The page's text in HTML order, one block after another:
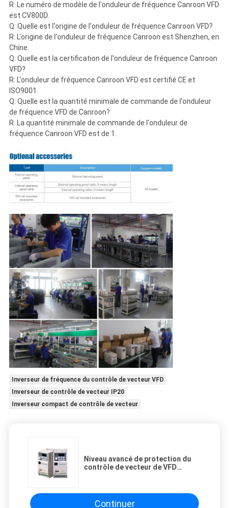
R: Le numéro de modèle de l'onduleur de fréquence Canroon VFD
est CV800D.
Q: Quelle est l'origine de l'onduleur de fréquence Canroon VFD?
R: L'origine de l'onduleur de fréquence Canroon est Shenzhen, en
Chine.
Q: Quelle est la certification de l'onduleur de fréquence Canroon
VFD?
R: L'onduleur de fréquence Canroon VFD est certifié CE et
ISO9001.
Q: Quelle est la quantité minimale de commande de l'onduleur
de fréquence VFD de Canroon?
R: La quantité minimale de commande de l'onduleur de
fréquence Canroon VFD est de 1.
Inverseur de fréquence du contrôle de vecteur VFD
Inverseur de contrôle de vecteur IP20
Inverseur compact de contrôle de vecteur
Niveau avancé de protection du
contrôle de vecteur de VFD
Continuer